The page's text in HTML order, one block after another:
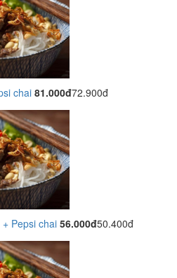
chai 81.000đ72.900đ
Pepsi chai 56.000đ50.400đ